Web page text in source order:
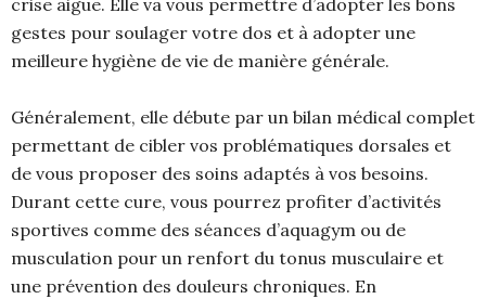
crise aiguë. Elle va vous permettre d’adopter les bons
gestes pour soulager votre dos et à adopter une
meilleure hygiène de vie de manière générale.
Généralement, elle débute par un bilan médical complet
permettant de cibler vos problématiques dorsales et
de vous proposer des soins adaptés à vos besoins.
Durant cette cure, vous pourrez profiter d’activités
sportives comme des séances d’aquagym ou de
musculation pour un renfort du tonus musculaire et
une prévention des douleurs chroniques. En